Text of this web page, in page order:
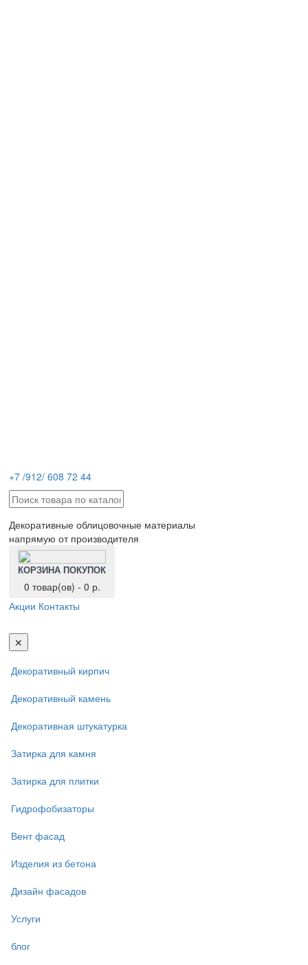
+7 /912/ 608 72 44
Декоративные облицовочные материалы
напрямую от производителя
КОРЗИНА ПОКУПОК
0 товар(ов) - 0 р.
Акции Контакты
✕
Декоративный кирпич
Декоративный камень
Декоративная штукатурка
Затирка для камня
Затирка для плитки
Гидрофобизаторы
Вент фасад
Изделия из бетона
Дизайн фасадов
Услуги
блог